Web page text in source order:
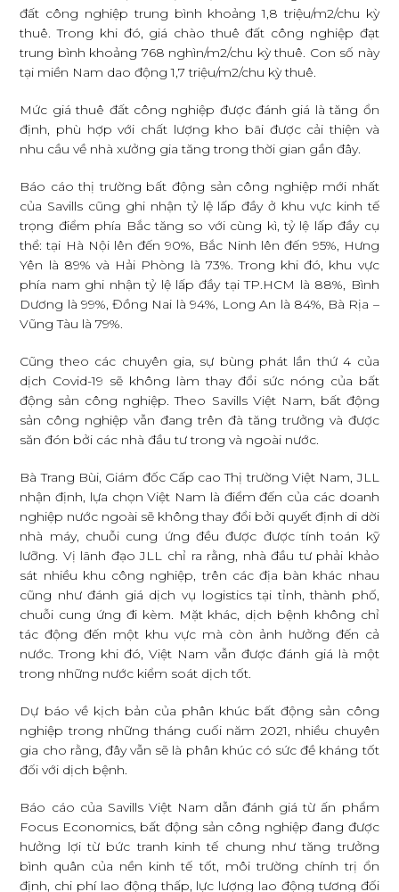
đất công nghiệp trung bình khoảng 1,8 triệu/m2/chu kỳ
thuê. Trong khi đó, giá chào thuê đất công nghiệp đạt
trung bình khoảng 768 nghìn/m2/chu kỳ thuê. Con số này
tại miền Nam dao động 1,7 triệu/m2/chu kỳ thuê.
Mức giá thuê đất công nghiệp được đánh giá là tăng ổn
định, phù hợp với chất lượng kho bãi được cải thiện và
nhu cầu về nhà xưởng gia tăng trong thời gian gần đây.
Báo cáo thị trường bất động sản công nghiệp mới nhất
của Savills cũng ghi nhận tỷ lệ lấp đầy ở khu vực kinh tế
trọng điểm phía Bắc tăng so với cùng kì, tỷ lệ lấp đầy cụ
thể: tại Hà Nội lên đến 90%, Bắc Ninh lên đến 95%, Hưng
Yên là 89% và Hải Phòng là 73%. Trong khi đó, khu vực
phía nam ghi nhận tỷ lệ lấp đầy tại TP.HCM là 88%, Bình
Dương là 99%, Đồng Nai là 94%, Long An là 84%, Bà Rịa –
Vũng Tàu là 79%.
Cũng theo các chuyên gia, sự bùng phát lần thứ 4 của
dịch Covid-19 sẽ không làm thay đổi sức nóng của bất
động sản công nghiệp. Theo Savills Việt Nam, bất động
sản công nghiệp vẫn đang trên đà tăng trưởng và được
săn đón bởi các nhà đầu tư trong và ngoài nước.
Bà Trang Bùi, Giám đốc Cấp cao Thị trường Việt Nam, JLL
nhận định, lựa chọn Việt Nam là điểm đến của các doanh
nghiệp nước ngoài sẽ không thay đổi bởi quyết định di dời
nhà máy, chuỗi cung ứng đều được được tính toán kỹ
lưỡng. Vị lãnh đạo JLL chỉ ra rằng, nhà đầu tư phải khảo
sát nhiều khu công nghiệp, trên các địa bàn khác nhau
cũng như đánh giá dịch vụ logistics tại tỉnh, thành phố,
chuỗi cung ứng đi kèm. Mặt khác, dịch bệnh không chỉ
tác động đến một khu vực mà còn ảnh hưởng đến cả
nước. Trong khi đó, Việt Nam vẫn được đánh giá là một
trong những nước kiểm soát dịch tốt.
Dự báo về kịch bản của phân khúc bất động sản công
nghiệp trong những tháng cuối năm 2021, nhiều chuyên
gia cho rằng, đây vẫn sẽ là phân khúc có sức đề kháng tốt
đối với dịch bệnh.
Báo cáo của Savills Việt Nam dẫn đánh giá từ ấn phẩm
Focus Economics, bất động sản công nghiệp đang được
hưởng lợi từ bức tranh kinh tế chung như tăng trưởng
bình quân của nền kinh tế tốt, môi trường chính trị ổn
định, chi phí lao động thấp, lực lượng lao động tương đối